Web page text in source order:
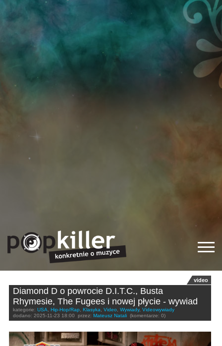
video
Diamond D o powrocie D.I.T.C., Busta
Rhymesie, The Fugees i nowej płycie - wywiad
kategorie: USA, Hip-Hop/Rap, Klasyka, Video, Wywiady, Videowywiady
dodano: 2025-11-23 18:00 przez: Mateusz Natali (komentarze: 0)